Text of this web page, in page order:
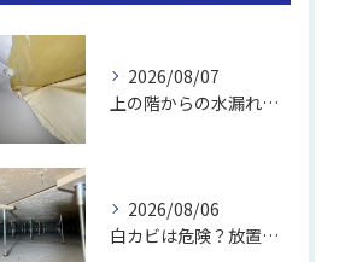
2026/08/07
上の階からの水漏れでカビ｜対処法と業者
2026/08/06
白カビは危険？放置のリスクと取り方